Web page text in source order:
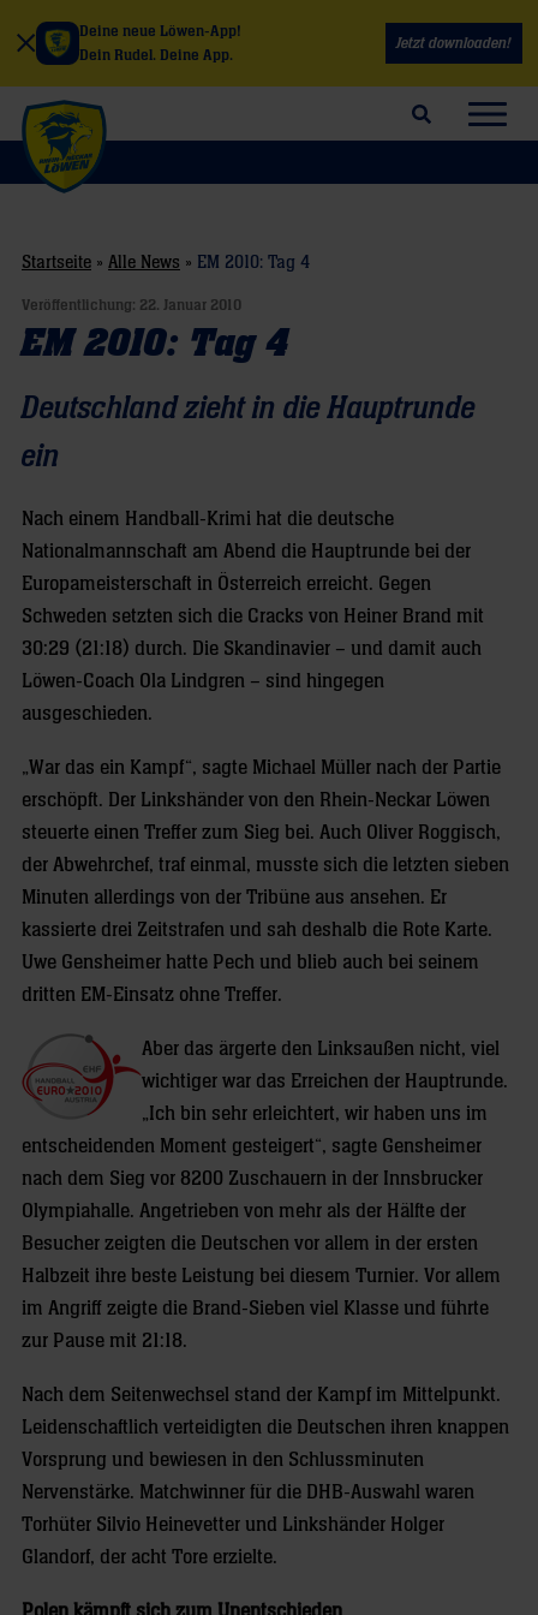
Deine neue Löwen-App!
Dein Rudel. Deine App.
Jetzt downloaden!
Suchfeld öffnen
Startseite » Alle News » EM 2010: Tag 4
Veröffentlichung: 22. Januar 2010
EM 2010: Tag 4
Deutschland zieht in die Hauptrunde
ein
Nach einem Handball-Krimi hat die deutsche
Nationalmannschaft am Abend die Hauptrunde bei der
Europameisterschaft in Österreich erreicht. Gegen
Schweden setzten sich die Cracks von Heiner Brand mit
30:29 (21:18) durch. Die Skandinavier – und damit auch
Löwen-Coach Ola Lindgren – sind hingegen
ausgeschieden.
„War das ein Kampf“, sagte Michael Müller nach der Partie
erschöpft. Der Linkshänder von den Rhein-Neckar Löwen
steuerte einen Treffer zum Sieg bei. Auch Oliver Roggisch,
der Abwehrchef, traf einmal, musste sich die letzten sieben
Minuten allerdings von der Tribüne aus ansehen. Er
kassierte drei Zeitstrafen und sah deshalb die Rote Karte.
Uwe Gensheimer hatte Pech und blieb auch bei seinem
dritten EM-Einsatz ohne Treffer.
Aber das ärgerte den Linksaußen nicht, viel
wichtiger war das Erreichen der Hauptrunde.
„Ich bin sehr erleichtert, wir haben uns im
entscheidenden Moment gesteigert“, sagte Gensheimer
nach dem Sieg vor 8200 Zuschauern in der Innsbrucker
Olympiahalle. Angetrieben von mehr als der Hälfte der
Besucher zeigten die Deutschen vor allem in der ersten
Halbzeit ihre beste Leistung bei diesem Turnier. Vor allem
im Angriff zeigte die Brand-Sieben viel Klasse und führte
zur Pause mit 21:18.
Nach dem Seitenwechsel stand der Kampf im Mittelpunkt.
Leidenschaftlich verteidigten die Deutschen ihren knappen
Vorsprung und bewiesen in den Schlussminuten
Nervenstärke. Matchwinner für die DHB-Auswahl waren
Torhüter Silvio Heinevetter und Linkshänder Holger
Glandorf, der acht Tore erzielte.